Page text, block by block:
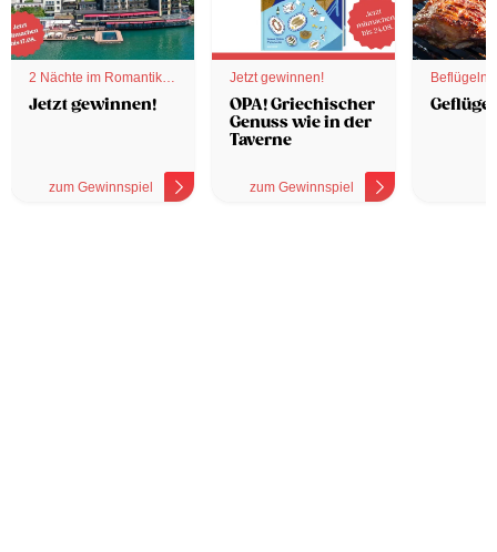
2 Nächte im Romantik
Hotel
Jetzt gewinnen!
zum Gewinnspiel
Jetzt gewinnen!
OPA! Griechischer
Genuss wie in der
Taverne
zum Gewinnspiel